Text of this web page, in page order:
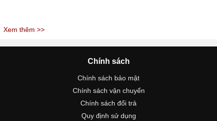
Xem thêm >>
Chính sách
Chính sách bảo mật
Chính sách vận chuyển
Chính sách đổi trả
Quy định sử dụng